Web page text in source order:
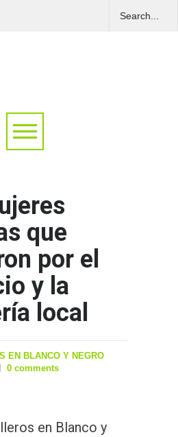
que
por el
y la
local
EN BLANCO Y NEGRO
0 comments
en Blanco y